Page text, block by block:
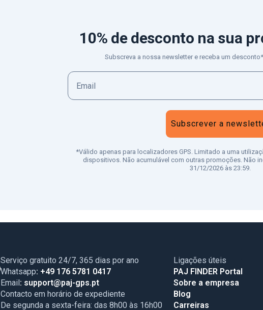
10% de desconto na sua
Subscreva a nossa newsletter e receba um
Subscrever a
*Válido apenas para localizadores GPS. Limitado a uma
dispositivos. Não acumulável com outras promoções. Não
31/12/2026 às 23:59.
Serviço gratuito 24/7, 365 dias por ano
Whatsapp: +49 176 5781 0417
Email : support@paj-gps.pt
Contacto em horário de expediente
De segunda a sexta-feira: das 8h00 às 16h00
Ligações úteis
PAJ FINDER Portal
Sobre a empresa
Blog
Carreiras